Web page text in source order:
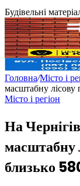
Будівельні
Головна/Місто і
масштабну
Місто і регіон
На
масштабну
близько